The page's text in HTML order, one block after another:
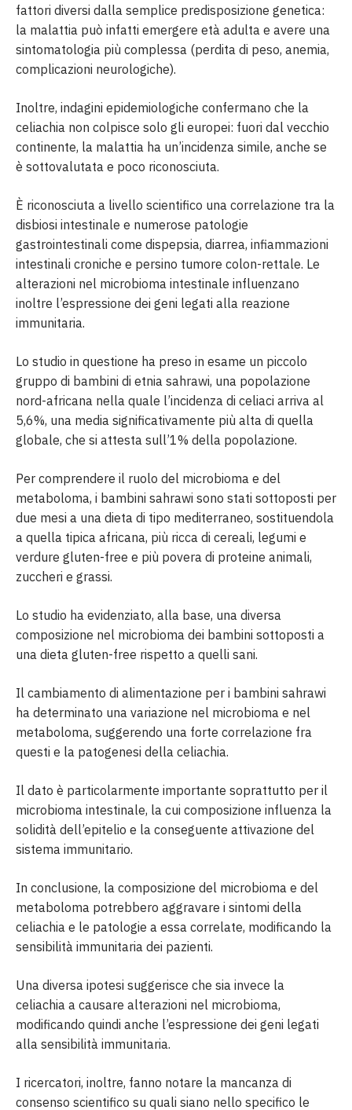
fattori diversi dalla semplice predisposizione genetica:
la malattia può infatti emergere età adulta e avere una
sintomatologia più complessa (perdita di peso, anemia,
complicazioni neurologiche).
Inoltre, indagini epidemiologiche confermano che la
celiachia non colpisce solo gli europei: fuori dal vecchio
continente, la malattia ha un’incidenza simile, anche se
è sottovalutata e poco riconosciuta.
È riconosciuta a livello scientifico una correlazione tra la
disbiosi intestinale e numerose patologie
gastrointestinali come dispepsia, diarrea, infiammazioni
intestinali croniche e persino tumore colon-rettale. Le
alterazioni nel microbioma intestinale influenzano
inoltre l’espressione dei geni legati alla reazione
immunitaria.
Lo studio in questione ha preso in esame un piccolo
gruppo di bambini di etnia sahrawi, una popolazione
nord-africana nella quale l’incidenza di celiaci arriva al
5,6%, una media significativamente più alta di quella
globale, che si attesta sull’1% della popolazione.
Per comprendere il ruolo del microbioma e del
metaboloma, i bambini sahrawi sono stati sottoposti per
due mesi a una dieta di tipo mediterraneo, sostituendola
a quella tipica africana, più ricca di cereali, legumi e
verdure gluten-free e più povera di proteine animali,
zuccheri e grassi.
Lo studio ha evidenziato, alla base, una diversa
composizione nel microbioma dei bambini sottoposti a
una dieta gluten-free rispetto a quelli sani.
Il cambiamento di alimentazione per i bambini sahrawi
ha determinato una variazione nel microbioma e nel
metaboloma, suggerendo una forte correlazione fra
questi e la patogenesi della celiachia.
Il dato è particolarmente importante soprattutto per il
microbioma intestinale, la cui composizione influenza la
solidità dell’epitelio e la conseguente attivazione del
sistema immunitario.
In conclusione, la composizione del microbioma e del
metaboloma potrebbero aggravare i sintomi della
celiachia e le patologie a essa correlate, modificando la
sensibilità immunitaria dei pazienti.
Una diversa ipotesi suggerisce che sia invece la
celiachia a causare alterazioni nel microbioma,
modificando quindi anche l’espressione dei geni legati
alla sensibilità immunitaria.
I ricercatori, inoltre, fanno notare la mancanza di
consenso scientifico su quali siano nello specifico le